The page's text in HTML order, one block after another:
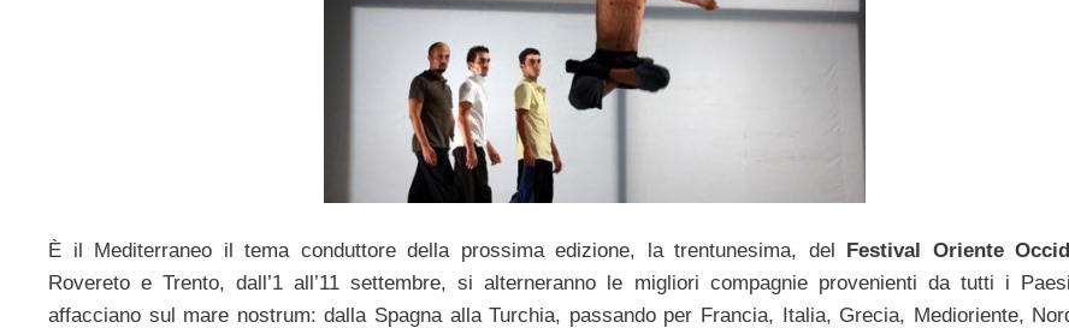
È il Mediterraneo il tema conduttore della prossima edizione, la trentunesima, del Festival Oriente
Rovereto e Trento, dall’1 all’11 settembre, si alterneranno le migliori compagnie provenienti da tutti i
affacciano sul mare nostrum: dalla Spagna alla Turchia, passando per Francia, Italia, Grecia, Medioriente,